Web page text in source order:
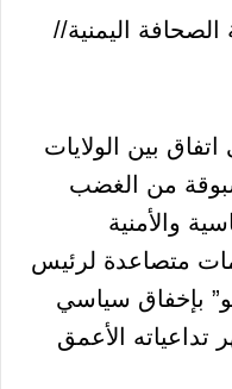
اليمنية//
بين الولايات
من الغضب
والأمنية
متصاعدة لرئيس
بإخفاق سياسي
الأعمق